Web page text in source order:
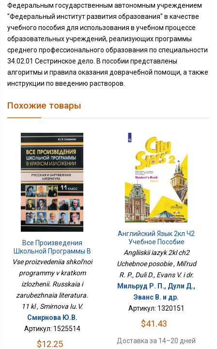
Федеральным государственным автономным учреждением
"Федеральный институт развития образования" в качестве
учебного пособия для использования в учебном процессе
образовательных учреждений, реализующих программы
среднего профессионального образования по специальности
34.02.01 Сестринское дело. В пособии представлены
алгоритмы и правила оказания доврачебной помощи, а также
инструкции по введению растворов.
Похожие товары
Все Произведения
Школьной Программы В
Кратком Изложении.
Русская И Зарубежная
Литература. 11 Кл
Vse proizvedeniia shkol'noi
programmy v kratkom
izlozhenii. Russkaia i
zarubezhnaia literatura.
11 kl , Smirnova Iu.V.
Смирнова Ю.В.
Артикул: 1525514
$12.25
Английский Язык 2кл Ч2
Учебное Пособие
Angliiskii iazyk 2kl ch2
Uchebnoe posobie , Mil'rud
R. P., Duli D., Evans V. i dr.
Мильруд Р. П., Дули Д.,
Эванс В. и др.
Артикул: 1320151
$41.43
Доставка за 14–20 дней